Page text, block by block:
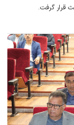
قرار گرفت.